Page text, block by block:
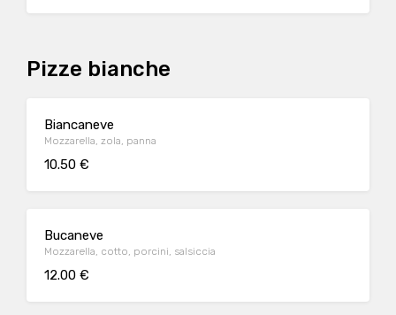
Pizze bianche
Biancaneve
Mozzarella, zola, panna
10.50 €
Bucaneve
Mozzarella, cotto, porcini, salsiccia
12.00 €